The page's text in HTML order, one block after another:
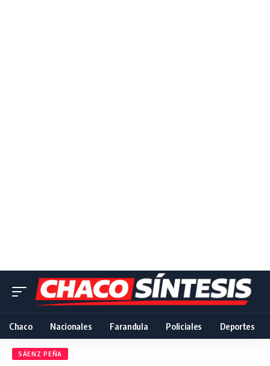
Chaco Nacionales Farandula Policiales Deportes
SÁENZ PEÑA